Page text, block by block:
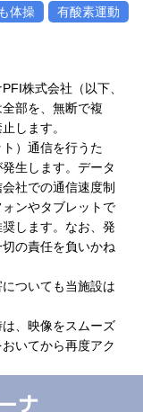
体操
有酸素運動
株式会社（以下、
部を、無断で複
します。
）通信を行うた
生します。データ
社での通信速度制
ンやタブレットで
します。なお、発
の責任を負いかね
ついても当施設は
、映像をスムーズ
いてから再度アク
ナ